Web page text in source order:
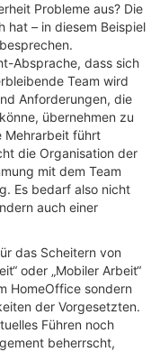
Probleme aus? Die
hat – in diesem Beispiel
Absprache, dass sich
Team wird
Anforderungen, die
übernehmen zu
Mehrarbeit führt
die Organisation der
mit dem Team
Es bedarf also nicht
auch einer
das Scheitern von
oder „Mobiler Arbeit“
HomeOffice sondern
der Vorgesetzten.
Führen noch
beherrscht,